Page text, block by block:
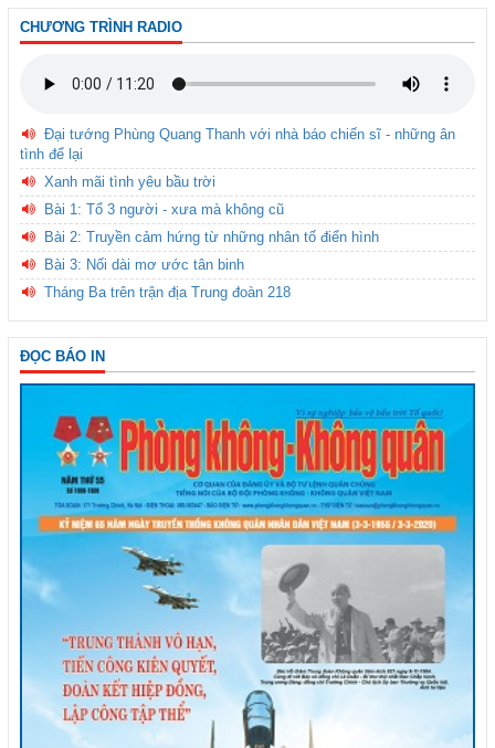
CHƯƠNG TRÌNH RADIO
Đại tướng Phùng Quang Thanh với nhà báo chiến sĩ - những ân
tình để lại
Xanh mãi tình yêu bầu trời
Bài 1: Tổ 3 người - xưa mà không cũ
Bài 2: Truyền cảm hứng từ những nhân tố điển hình
Bài 3: Nối dài mơ ước tân binh
Tháng Ba trên trận địa Trung đoàn 218
ĐỌC BÁO IN